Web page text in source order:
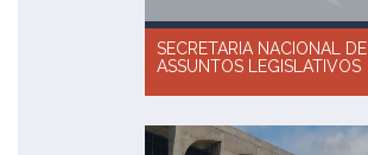
SECRETARIA NACIONAL DE
ASSUNTOS LEGISLATIVOS